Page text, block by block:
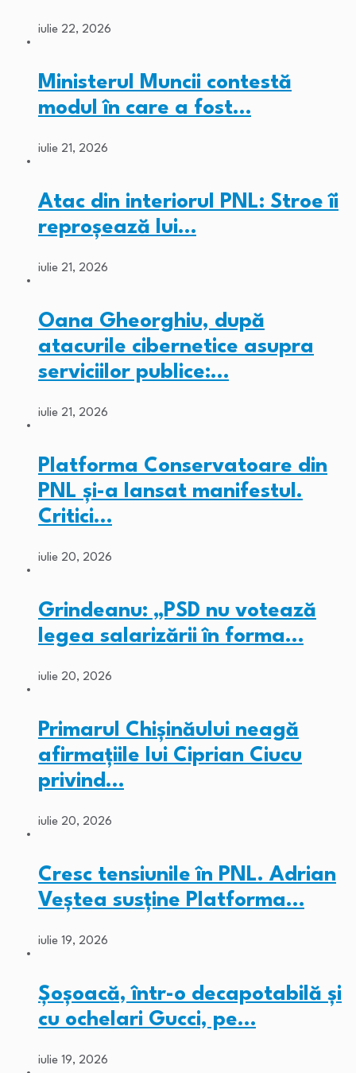
iulie 22, 2026
Ministerul Muncii contestă
modul în care a fost…
iulie 21, 2026
Atac din interiorul PNL: Stroe îi
reproșează lui…
iulie 21, 2026
Oana Gheorghiu, după
atacurile cibernetice asupra
serviciilor publice:…
iulie 21, 2026
Platforma Conservatoare din
PNL și-a lansat manifestul.
Critici…
iulie 20, 2026
Grindeanu: „PSD nu votează
legea salarizării în forma…
iulie 20, 2026
Primarul Chişinăului neagă
afirmaţiile lui Ciprian Ciucu
privind…
iulie 20, 2026
Cresc tensiunile în PNL. Adrian
Veștea susține Platforma…
iulie 19, 2026
Șoșoacă, într-o decapotabilă și
cu ochelari Gucci, pe…
iulie 19, 2026